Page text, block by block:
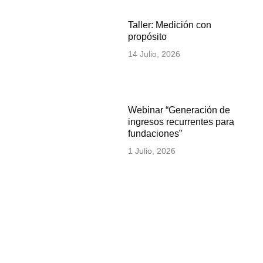
Taller: Medición con
propósito
14 Julio, 2026
Webinar “Generación de
ingresos recurrentes para
fundaciones”
1 Julio, 2026